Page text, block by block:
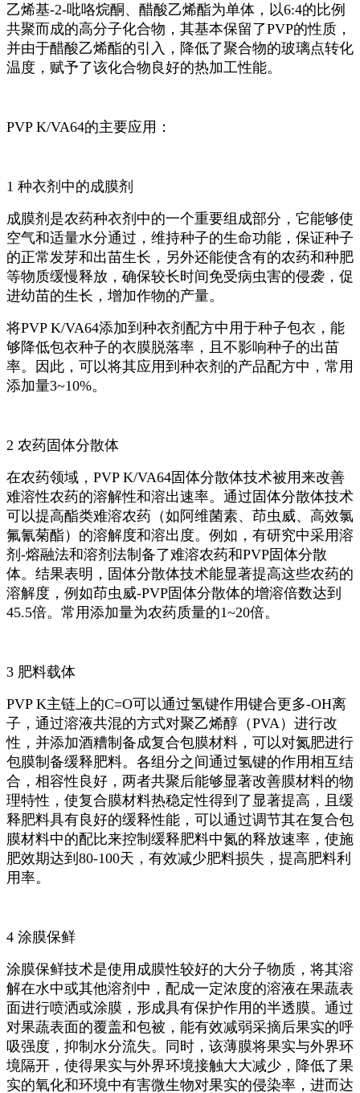
乙烯基-2-吡咯烷酮、醋酸乙烯酯为单体，以6:4的比例
共聚而成的高分子化合物，其基本保留了PVP的性质，
并由于醋酸乙烯酯的引入，降低了聚合物的玻璃点转化
温度，赋予了该化合物良好的热加工性能。
PVP K/VA64的主要应用：
1 种衣剂中的成膜剂
成膜剂是农药种衣剂中的一个重要组成部分，它能够使
空气和适量水分通过，维持种子的生命功能，保证种子
的正常发芽和出苗生长，另外还能使含有的农药和种肥
等物质缓慢释放，确保较长时间免受病虫害的侵袭，促
进幼苗的生长，增加作物的产量。
将PVP K/VA64添加到种衣剂配方中用于种子包衣，能
够降低包衣种子的衣膜脱落率，且不影响种子的出苗
率。因此，可以将其应用到种衣剂的产品配方中，常用
添加量3~10%。
2 农药固体分散体
在农药领域，PVP K/VA64固体分散体技术被用来改善
难溶性农药的溶解性和溶出速率。通过固体分散体技术
可以提高酯类难溶农药（如阿维菌素、茚虫威、高效氯
氟氰菊酯）的溶解度和溶出度。例如，有研究中采用溶
剂-熔融法和溶剂法制备了难溶农药和PVP固体分散
体。结果表明，固体分散体技术能显著提高这些农药的
溶解度，例如茚虫威-PVP固体分散体的增溶倍数达到
45.5倍。常用添加量为农药质量的1~20倍。
3 肥料载体
PVP K主链上的C=O可以通过氢键作用键合更多-OH离
子，通过溶液共混的方式对聚乙烯醇（PVA）进行改
性，并添加酒糟制备成复合包膜材料，可以对氮肥进行
包膜制备缓释肥料。各组分之间通过氢键的作用相互结
合，相容性良好，两者共聚后能够显著改善膜材料的物
理特性，使复合膜材料热稳定性得到了显著提高，且缓
释肥料具有良好的缓释性能，可以通过调节其在复合包
膜材料中的配比来控制缓释肥料中氮的释放速率，使施
肥效期达到80-100天，有效减少肥料损失，提高肥料利
用率。
4 涂膜保鲜
涂膜保鲜技术是使用成膜性较好的大分子物质，将其溶
解在水中或其他溶剂中，配成一定浓度的溶液在果蔬表
面进行喷洒或涂膜，形成具有保护作用的半透膜。通过
对果蔬表面的覆盖和包被，能有效减弱采摘后果实的呼
吸强度，抑制水分流失。同时，该薄膜将果实与外界环
境隔开，使得果实与外界环境接触大大减少，降低了果
实的氧化和环境中有害微生物对果实的侵染率，进而达